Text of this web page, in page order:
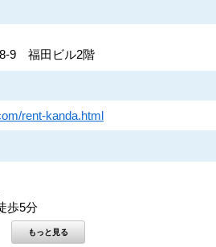
9 福田ビル2階
rent-kanda.html
歩5分